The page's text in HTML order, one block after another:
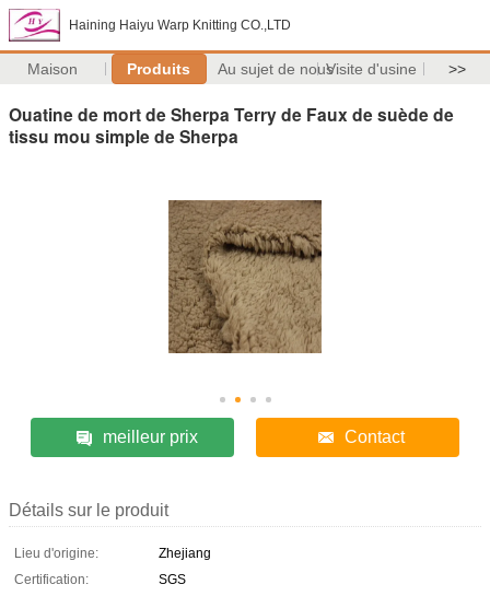
Haining Haiyu Warp Knitting CO.,LTD
Maison Produits Au sujet de nousVisite d'usine >>
Ouatine de mort de Sherpa Terry de Faux de suède de
tissu mou simple de Sherpa
meilleur prix Contact
Détails sur le produit
Lieu d'origine:
Zhejiang
Certification:
SGS